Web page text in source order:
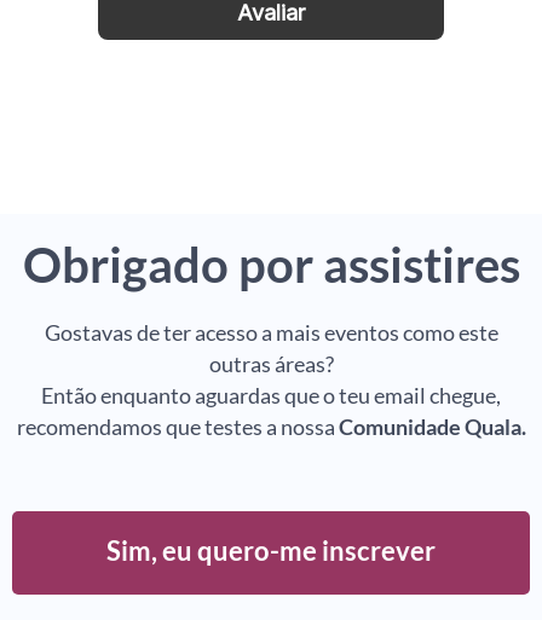
Obrigado por assistires
Gostavas de ter acesso a mais eventos como este
outras áreas?
Então enquanto aguardas que o teu email chegue,
recomendamos que testes a nossaComunidade Quala.
Sim, eu quero-me inscrever